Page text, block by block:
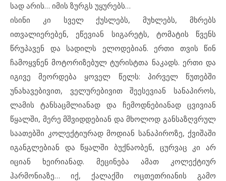
სად არის… იმის ზურგს უყურებს…
ისინი კი სველ ქუსლებს, მუხლებს, მხრებს
ითვალიერებენ, ეწევიან სიგარეტს, ტომატის წვენს
წრუპავენ და სადილს ელოდებიან. ერთი თვის წინ
ჩამოყვნენ მოტორიზებულ ტურისტთა ნაკადს. ერთი და
იგივე მეორდება ყოველ წელს: პირველ წუთებში
უნახავებივით, ველურებივით შეესევიან სანაპიროს,
ლამის ტანსაცმლიანად და ჩემოდნებიანად ცვივიან
წყალში, მერე მშვიდდებიან და მხოლოდ განსაზღვრულ
საათებში კოლექტიურად მოდიან სანაპიროზე, ქვიშაში
იგანგლებიან და წყალში ბუქნაობენ, ცურვაც კი არ
იციან ხეირიანად. მეცინება ამათ კოლექტიურ
ჰარმონიაზე… იქ, ქალაქში ოცთეთრიანის გამო